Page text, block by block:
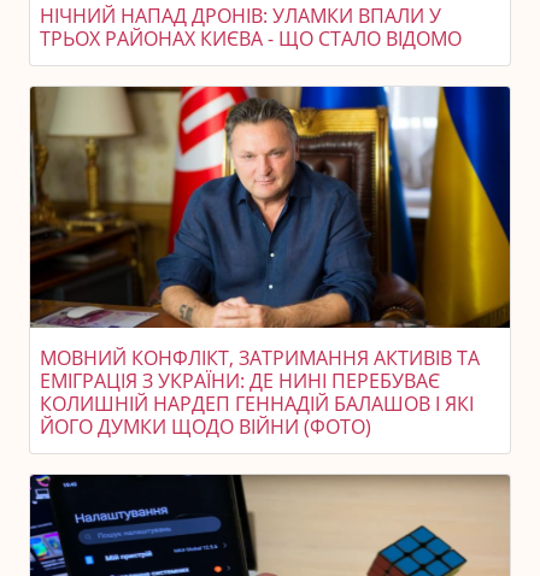
НІЧНИЙ НАПАД ДРОНІВ: УЛАМКИ ВПАЛИ У
ТРЬОХ РАЙОНАХ КИЄВА - ЩО СТАЛО ВІДОМО
МОВНИЙ КОНФЛІКТ, ЗАТРИМАННЯ АКТИВІВ ТА
ЕМІГРАЦІЯ З УКРАЇНИ: ДЕ НИНІ ПЕРЕБУВАЄ
КОЛИШНІЙ НАРДЕП ГЕННАДІЙ БАЛАШОВ І ЯКІ
ЙОГО ДУМКИ ЩОДО ВІЙНИ (ФОТО)